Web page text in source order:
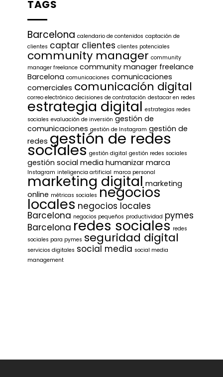
TAGS
Barcelona calendario de contenidos captación de
clientes captar clientes clientes potenciales
community manager community
manager freelance community manager freelance
Barcelona comunicaciones comunicaciones
comerciales comunicación digital
correo electrónico decisiones de contratación destacar en redes
estrategia digital estrategias redes
sociales evaluación de inversión gestión de
comunicaciones gestión de Instagram gestión de
redes gestión de redes
sociales gestión digital gestión redes sociales
gestión social media humanizar marca
Instagram inteligencia artificial marca personal
marketing digital marketing
online métricas sociales negocios
locales negocios locales
Barcelona negocios pequeños productividad pymes
Barcelona redes sociales redes
sociales para pymes seguridad digital
servicios digitales social media social media
management